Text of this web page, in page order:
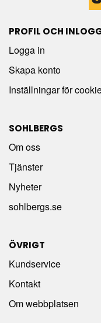
PROFIL OCH
Logga in
Skapa konto
Inställningar för
SOHLBERGS
Om oss
Tjänster
Nyheter
sohlbergs.se
ÖVRIGT
Kundservice
Kontakt
Om webbplatsen